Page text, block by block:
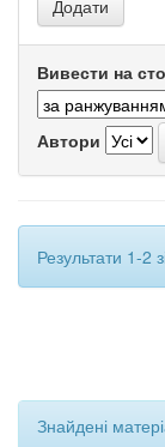
Вивести на
Автори
Результати 1-2
Знайдені